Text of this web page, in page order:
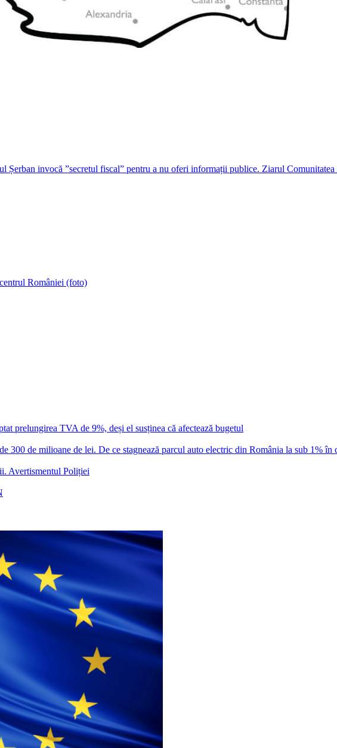
Șerban invocă ”secretul fiscal” pentru a nu oferi informații publice. Ziarul
României (foto)
prelungirea TVA de 9%, deși el susținea că afectează bugetul
300 de milioane de lei. De ce stagnează parcul auto electric din România la sub 1% în
Avertismentul Poliției